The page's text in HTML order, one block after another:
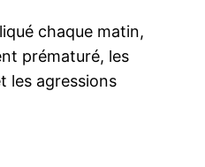
chaque matin,
prématuré, les
les agressions